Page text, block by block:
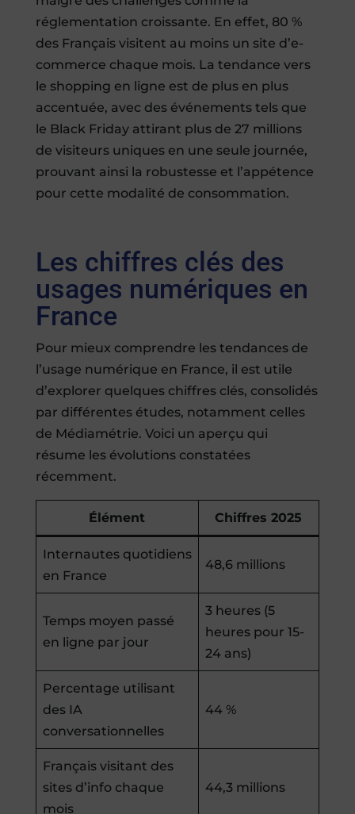
réglementation croissante. En effet, 80 %
des Français visitent au moins un site d’e-
commerce chaque mois. La tendance vers
le shopping en ligne est de plus en plus
accentuée, avec des événements tels que
le Black Friday attirant plus de 27 millions
de visiteurs uniques en une seule journée,
prouvant ainsi la robustesse et l’appétence
pour cette modalité de consommation.
Les chiffres clés des
usages numériques en
France
Pour mieux comprendre les tendances de
l’usage numérique en France, il est utile
d’explorer quelques chiffres clés, consolidés
par différentes études, notamment celles
de Médiamétrie. Voici un aperçu qui
résume les évolutions constatées
récemment.
Élément Chiffres 2025
Internautes quotidiens
en France
48,6 millions
Temps moyen passé
en ligne par jour
3 heures (5
heures pour 15-
24 ans)
Percentage utilisant
des IA
conversationnelles
44 %
Français visitant des
sites d’info chaque
mois
44,3 millions